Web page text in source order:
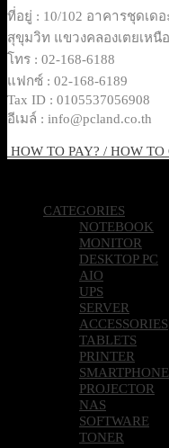
ที่อยู่ : 10/102 อาคารชุดเด
สุขุมวิท แขวงคลองเตยเหนื
โทร : 02-168-6188
แฟกซ์ : 02-168-6189
Tax ID : 0105537056908
อีเมล์ : info@pcland.co.th
HOW TO PAY? / HOW TO
CATEGORIES
NOTEBOOK
MONITOR
DESKTOP PC
AIO
UPS
SERVER
ACCESSORIES
TABLETS
PRINTER
PROJECTOR
NAS
SOFTWARE
TONER